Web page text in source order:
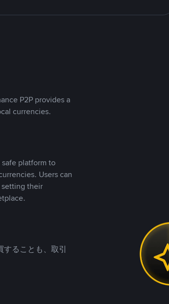
P2P provides a
currencies.
platform to
Users can
their
ることも、取引